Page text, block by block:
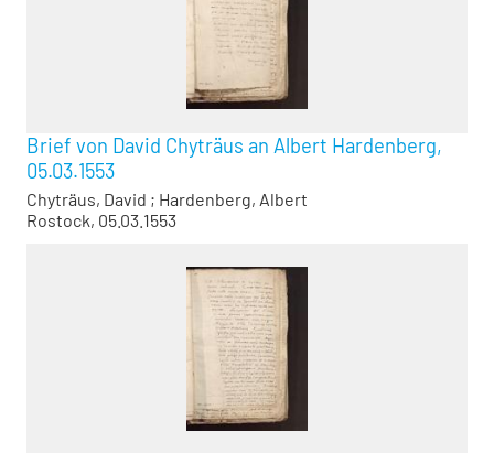
Brief von David Chyträus an Albert Hardenberg,
05.03.1553
Chyträus, David ; Hardenberg, Albert
Rostock, 05.03.1553